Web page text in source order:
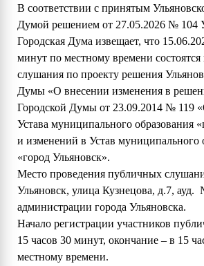
В соответствии с принятым
Думой решением от 27.05.2026 № 104
Городская Дума извещает, что
минут по местному времени
слушания по проекту решения
Думы «О внесении изменения в
Городской Думы от 23.09.2014 № 119
Устава муниципального образования
и изменений в Устав муниципального
«город Ульяновск».
Место проведения публичных
Ульяновск, улица Кузнецова, д.7, ауд.
администрации города Ульяновска.
Начало регистрации участников
15 часов 30 минут, окончание – в 15
местному времени.